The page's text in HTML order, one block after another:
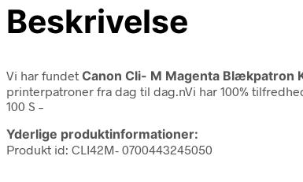
Beskrivelse
Vi har fundet Canon Cli- M Magenta Blækpatron
printerpatroner fra dag til dag.nVi har 100%
100 S –
Yderlige produktinformationer:
Produkt id: CLI42M- 0700443245050